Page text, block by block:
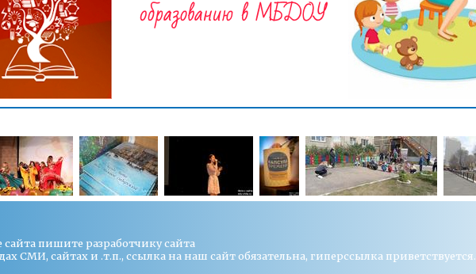
сайта пишите разработчику сайта
СМИ, сайтах и .т.п., ссылка на наш сайт обязательна, гиперссылка приветствуется.